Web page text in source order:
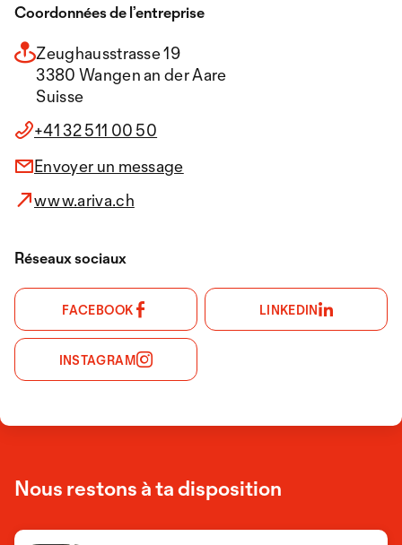
Coordonnées de l’entreprise
Zeughausstrasse 19
3380 Wangen an der Aare
Suisse
+41 32 511 00 50
Envoyer un message
www.ariva.ch
Réseaux sociaux
FACEBOOK LINKEDIN
INSTAGRAM
Nous restons à ta disposition